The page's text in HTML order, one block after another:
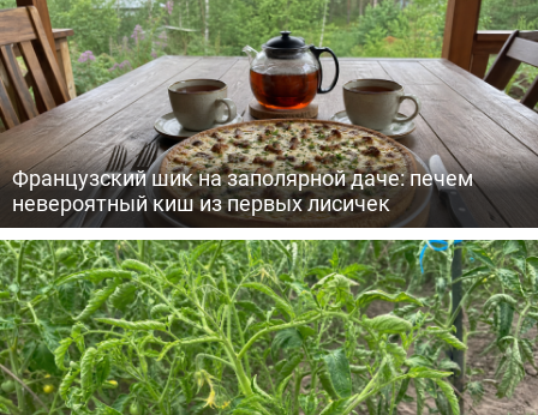
Французский шик на заполярной даче: печем
невероятный киш из первых лисичек